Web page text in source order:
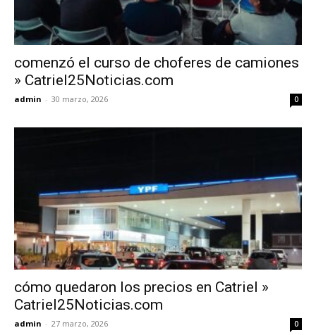
comenzó el curso de choferes de camiones
» Catriel25Noticias.com
admin - 30 marzo, 2026 0
cómo quedaron los precios en Catriel »
Catriel25Noticias.com
admin - 27 marzo, 2026 0